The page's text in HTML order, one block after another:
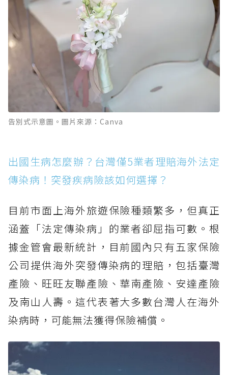
告別式示意圖。圖片來源：Canva
出國生病怎麼辦？台灣僅5業者理賠海外法定
傳染病！突發疾病險該如何選擇？
目前市面上海外旅遊保險種類繁多，但真正
涵蓋「法定傳染病」的業者卻屈指可數。根
據金管會最新統計，目前國內只有五家保險
公司提供海外突發傳染病的理賠，包括臺灣
產險、旺旺友聯產險、華南產險、安達產險
及南山人壽。這代表著大多數台灣人在海外
染病時，可能無法獲得保險補償。